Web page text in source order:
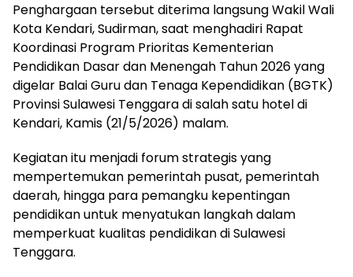
Penghargaan tersebut diterima langsung Wakil Wali
Kota Kendari, Sudirman, saat menghadiri Rapat
Koordinasi Program Prioritas Kementerian
Pendidikan Dasar dan Menengah Tahun 2026 yang
digelar Balai Guru dan Tenaga Kependidikan (BGTK)
Provinsi Sulawesi Tenggara di salah satu hotel di
Kendari, Kamis (21/5/2026) malam.
Kegiatan itu menjadi forum strategis yang
mempertemukan pemerintah pusat, pemerintah
daerah, hingga para pemangku kepentingan
pendidikan untuk menyatukan langkah dalam
memperkuat kualitas pendidikan di Sulawesi
Tenggara.